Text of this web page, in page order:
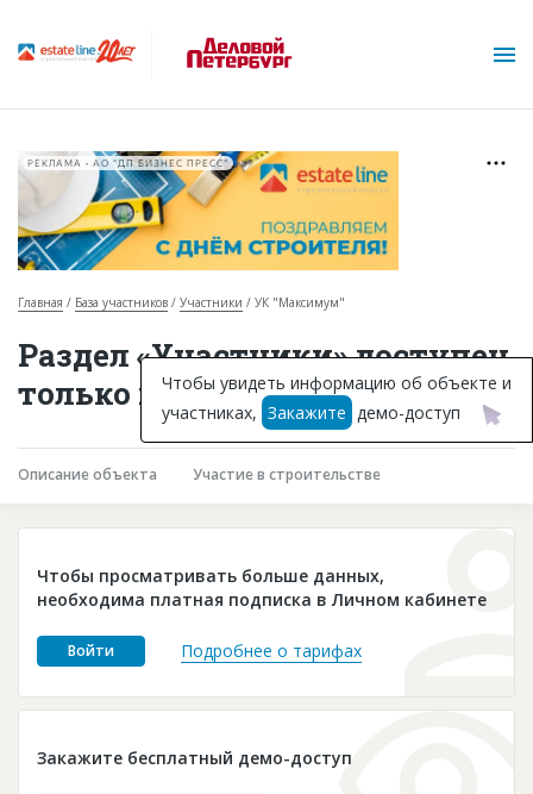
Горячие объекты
База строящихся объектов
Инвестпроекты
Глоссарий
Платные услуги
Пресс-релизы
РЕКЛАМА • АО "ДП БИЗНЕС ПРЕСС"
Главная База участников Участники УК "Максимум"
Раздел «Участники» доступен
только подписчикам
Описание объекта Участие в строительстве
Чтобы просматривать больше данных,
необходима платная подписка в Личном кабинете
Войти Подробнее о тарифах
Закажите бесплатный демо-доступ
Чтобы увидеть информацию об объекте и
участниках, Закажите демо-доступ